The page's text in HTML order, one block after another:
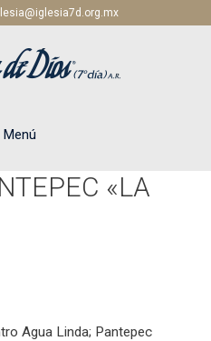
Menú
«LA
Agua Linda; Pantepec